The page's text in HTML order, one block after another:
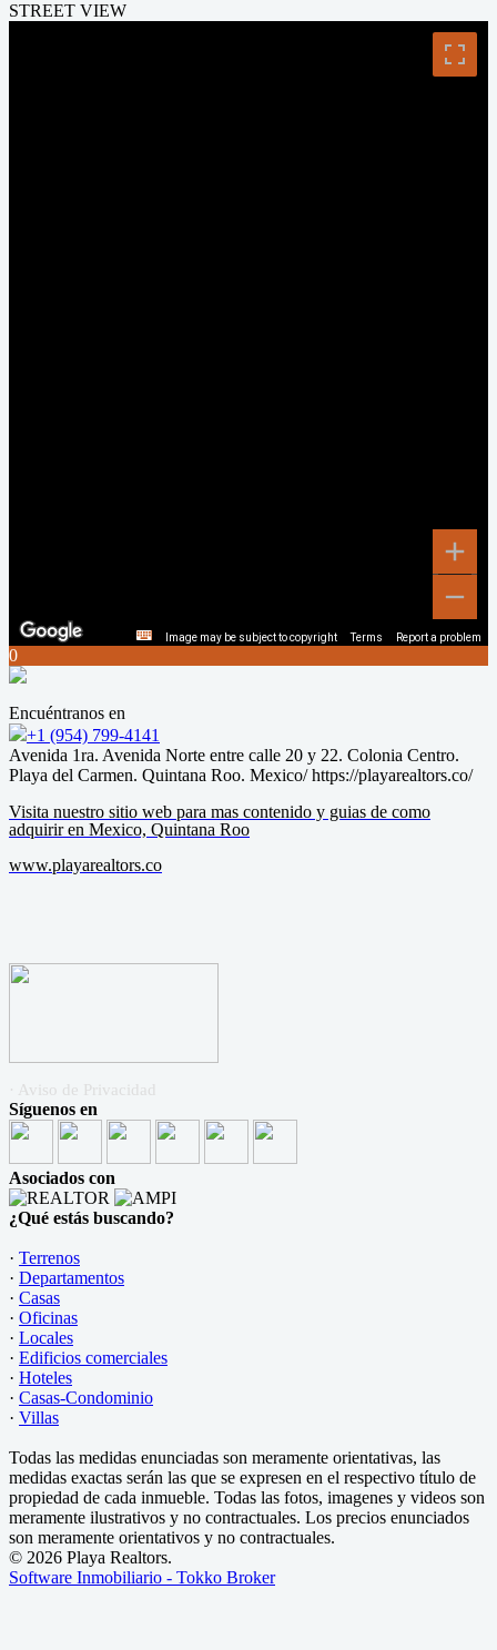
STREET VIEW
Image may be subject to copyright Terms Report a problem
0
Encuéntranos en
+1 (954) 799-4141
Avenida 1ra. Avenida Norte entre calle 20 y 22. Colonia Centro.
Playa del Carmen. Quintana Roo. Mexico/ https://playarealtors.co/
Visita nuestro sitio web para mas contenido y guias de como
adquirir en Mexico, Quintana Roo
www.playarealtors.co
· Aviso de Privacidad
Síguenos en
Asociados con
¿Qué estás buscando?
· Terrenos
· Departamentos
· Casas
· Oficinas
· Locales
· Edificios comerciales
· Hoteles
· Casas-Condominio
· Villas
Todas las medidas enunciadas son meramente orientativas, las
medidas exactas serán las que se expresen en el respectivo título de
propiedad de cada inmueble. Todas las fotos, imagenes y videos son
meramente ilustrativos y no contractuales. Los precios enunciados
son meramente orientativos y no contractuales.
© 2026 Playa Realtors.
Software Inmobiliario - Tokko Broker